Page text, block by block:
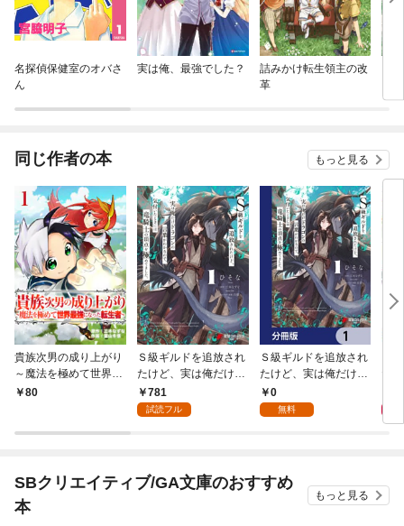
名探偵保健室のオバさ
ん
実は俺、最強でした？
詰みかけ転生領主の改
革
同じ作者の本 もっと見る
貴族次男の成り上がり
～魔法を極めて世界最
強になった転生者～
80
Ｓ級ギルドを追放され
たけど、実は俺だけド
ラゴンの言葉がわかる
ので、気付いたときに
781
試読フル
Ｓ級ギルドを追放され
たけど、実は俺だけド
ラゴンの言葉がわかる
ので、気付いたときに
0
無料
た
一
す
SBクリエイティブ/GA文庫のおすすめ
本
もっと見る